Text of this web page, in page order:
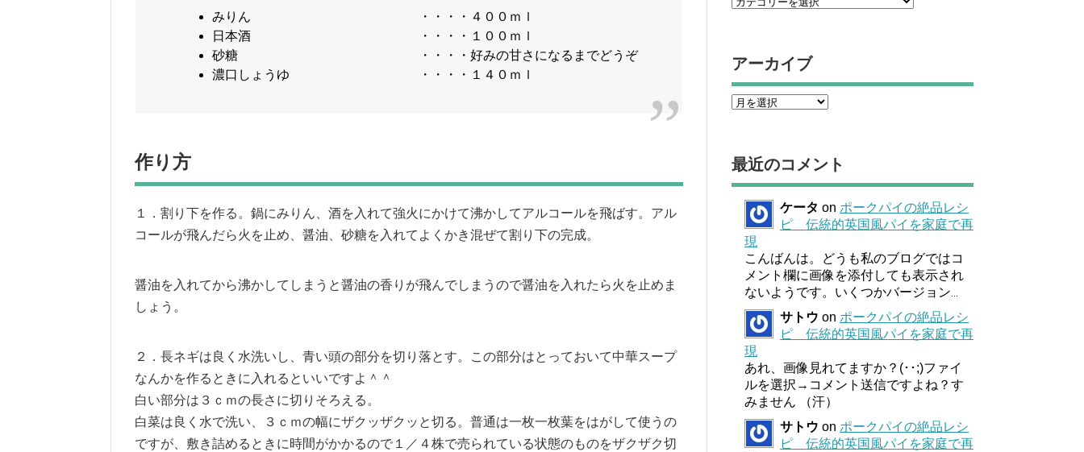
みりん ・・・・４００ｍｌ
日本酒 ・・・・１００ｍｌ
砂糖 ・・・・好みの甘さになるまでどうぞ
濃口しょうゆ ・・・・１４０ｍｌ
作り方
１．割り下を作る。鍋にみりん、酒を入れて強火にかけて沸かしてアルコールを飛ばす。アル
コールが飛んだら火を止め、醤油、砂糖を入れてよくかき混ぜて割り下の完成。
醤油を入れてから沸かしてしまうと醤油の香りが飛んでしまうので醤油を入れたら火を止めま
しょう。
２．長ネギは良く水洗いし、青い頭の部分を切り落とす。この部分はとっておいて中華スープ
なんかを作るときに入れるといいですよ＾＾
白い部分は３ｃｍの長さに切りそろえる。
白菜は良く水で洗い、３ｃｍの幅にザクッザクッと切る。普通は一枚一枚葉をはがして使うの
ですが、敷き詰めるときに時間がかかるので１／４株で売られている状態のものをザクザク切
アーカイブ
最近のコメント
ケータ on ポークパイの絶品レシ
ピ 伝統的英国風パイを家庭で再
現
こんばんは。どうも私のブログではコ
メント欄に画像を添付しても表示され
ないようです。いくつかバージョン
サトウ on ポークパイの絶品レシ
ピ 伝統的英国風パイを家庭で再
現
あれ、画像見れてますか？(･･;)ファイ
ルを選択→コメント送信ですよね？す
みません （汗）
サトウ on ポークパイの絶品レシ
ピ 伝統的英国風パイを家庭で再